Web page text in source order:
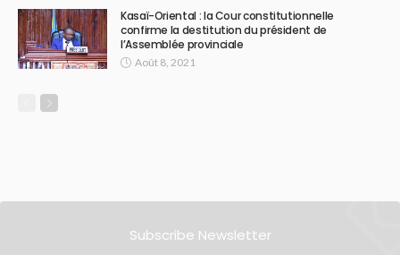
Kasaï-Oriental : la Cour constitutionnelle
confirme la destitution du président de
l’Assemblée provinciale
Août 8, 2021
Subscribe Newsletter